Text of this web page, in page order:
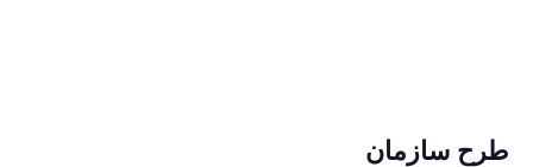
طرح سازمان